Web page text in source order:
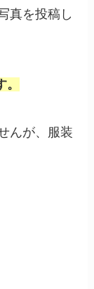
真を投稿し
んが、服装